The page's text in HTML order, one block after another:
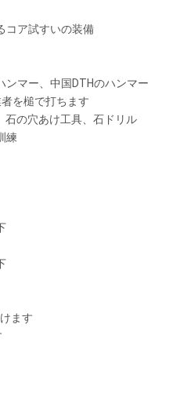
120
5/8"
ます!
コア試すいの装備
ンマー、中国DTHのハンマー
を槌で打ちます
石の穴あけ工具、石ドリル
練
ます